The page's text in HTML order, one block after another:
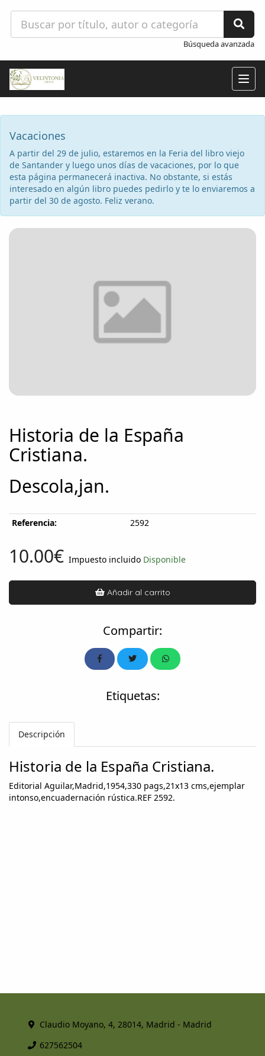
Búsqueda avanzada
Vacaciones
A partir del 29 de julio, estaremos en la Feria del libro viejo
de Santander y luego unos días de vacaciones, por lo que
esta página permanecerá inactiva. No obstante, si estás
interesado en algún libro puedes pedirlo y te lo enviaremos a
partir del 30 de agosto. Feliz verano.
Historia de la España
Cristiana.
Descola,jan.
Referencia: 2592
10.00€ Impuesto incluido Disponible
Añadir al carrito
Compartir:
Etiquetas:
Descripción
Historia de la España Cristiana.
Editorial Aguilar,Madrid,1954,330 pags,21x13 cms,ejemplar
intonso,encuadernación rústica.REF 2592.
Claudio Moyano, 4, 28014, Madrid - Madrid
627562504